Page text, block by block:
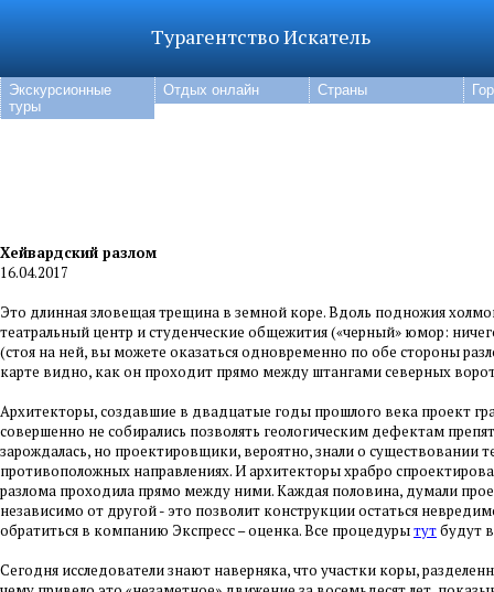
Турагентство Искатель
Экскурсионные
туры
Отдых онлайн Страны
Хейвардский разлом
16.04.2017
Это длинная зловещая трещина в земной коре. Вдоль подножия
театральный центр и студенческие общежития («черный» юмор:
(стоя на ней, вы можете оказаться одновременно по обе стороны
карте видно, как он проходит прямо между штангами северных
Архитекторы, создавшие в двадцатые годы прошлого века проект
совершенно не собирались позволять геологическим дефектам
зарождалась, но проектировщики, вероятно, знали о существовании
противоположных направлениях. И архитекторы храбро
разлома проходила прямо между ними. Каждая половина, думали
независимо от другой - это позволит конструкции остаться
обратиться в компанию Экспресс – оценка. Все процедурытутбудут
Сегодня исследователи знают наверняка, что участки коры,